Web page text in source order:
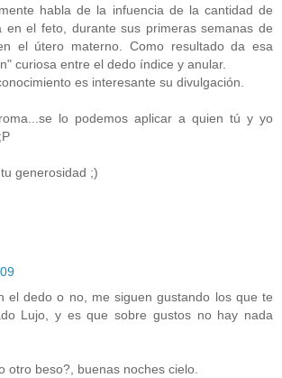
habla de la infuencia de la cantidad de
en el feto, durante sus primeras semanas de
el útero materno. Como resultado da esa
curiosa entre el dedo índice y anular.
es interesante su divulgación.
lo podemos aplicar a quien tú y yo
generosidad ;)
el dedo o no, me siguen gustando los que te
Lujo, y es que sobre gustos no hay nada
otro beso?, buenas noches cielo.